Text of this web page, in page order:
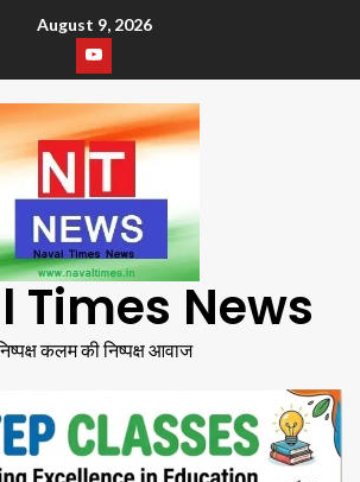
August 9, 2026
Times News
कलम की निष्पक्ष आवाज